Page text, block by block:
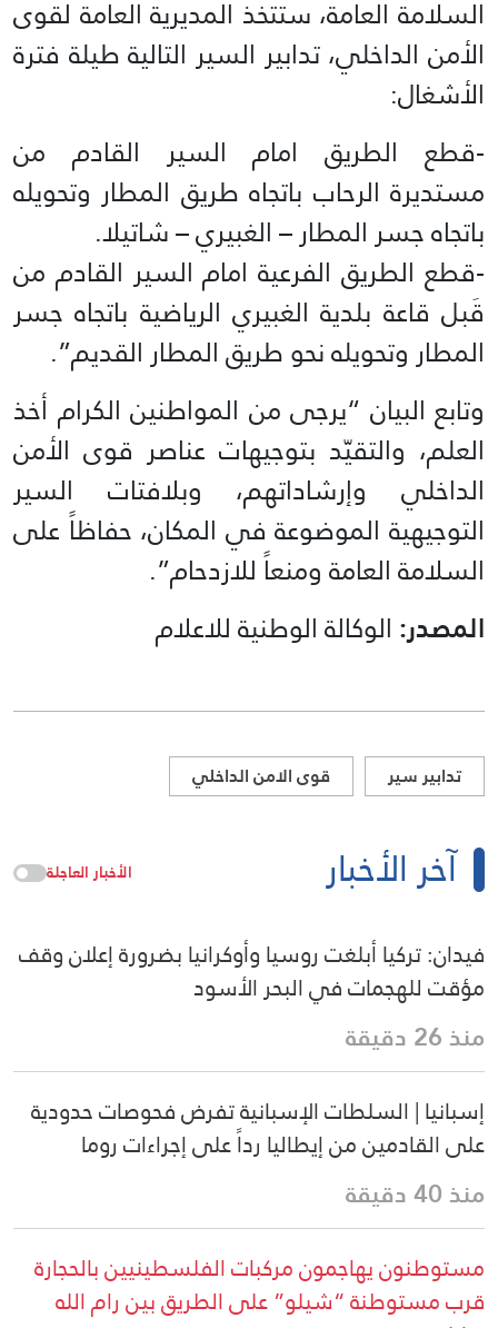
السلامة العامة، ستتخذ المديرية العامة لقوى
الأمن الداخلي، تدابير السير التالية طيلة فترة
الأشغال:
-قطع الطريق امام السير القادم من
مستديرة الرحاب باتجاه طريق المطار وتحويله
باتجاه جسر المطار – الغبيري – شاتيلا.
-قطع الطريق الفرعية امام السير القادم من
قَبل قاعة بلدية الغبيري الرياضية باتجاه جسر
المطار وتحويله نحو طريق المطار القديم”.
وتابع البيان “يرجى من المواطنين الكرام أخذ
العلم، والتقيّد بتوجيهات عناصر قوى الأمن
الداخلي وإرشاداتهم، وبلافتات السير
التوجيهية الموضوعة في المكان، حفاظاً على
السلامة العامة ومنعاً للازدحام”.
المصدر: الوكالة الوطنية للاعلام
تدابير سير قوى الامن الداخلي
آخر الأخبار الأخبار العاجلة
فيدان: تركيا أبلغت روسيا وأوكرانيا بضرورة إعلان وقف
مؤقت للهجمات في البحر الأسود
منذ 26 دقيقة
إسبانيا | السلطات الإسبانية تفرض فحوصات حدودية
على القادمين من إيطاليا رداً على إجراءات روما
منذ 40 دقيقة
مستوطنون يهاجمون مركبات الفلسطينيين بالحجارة
قرب مستوطنة “شيلو” على الطريق بين رام الله